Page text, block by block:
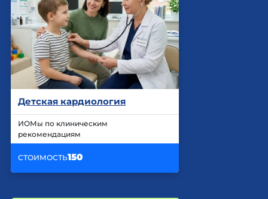
Детская кардиология
ИОМы по клиническим
рекомендациям
СТОИМОСТЬ150